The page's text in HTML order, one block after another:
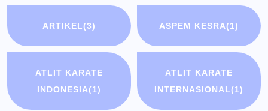
ARTIKEL(3) ASPEM KESRA(1)
ATLIT KARATE
INDONESIA(1)
ATLIT KARATE
INTERNASIONAL(1)